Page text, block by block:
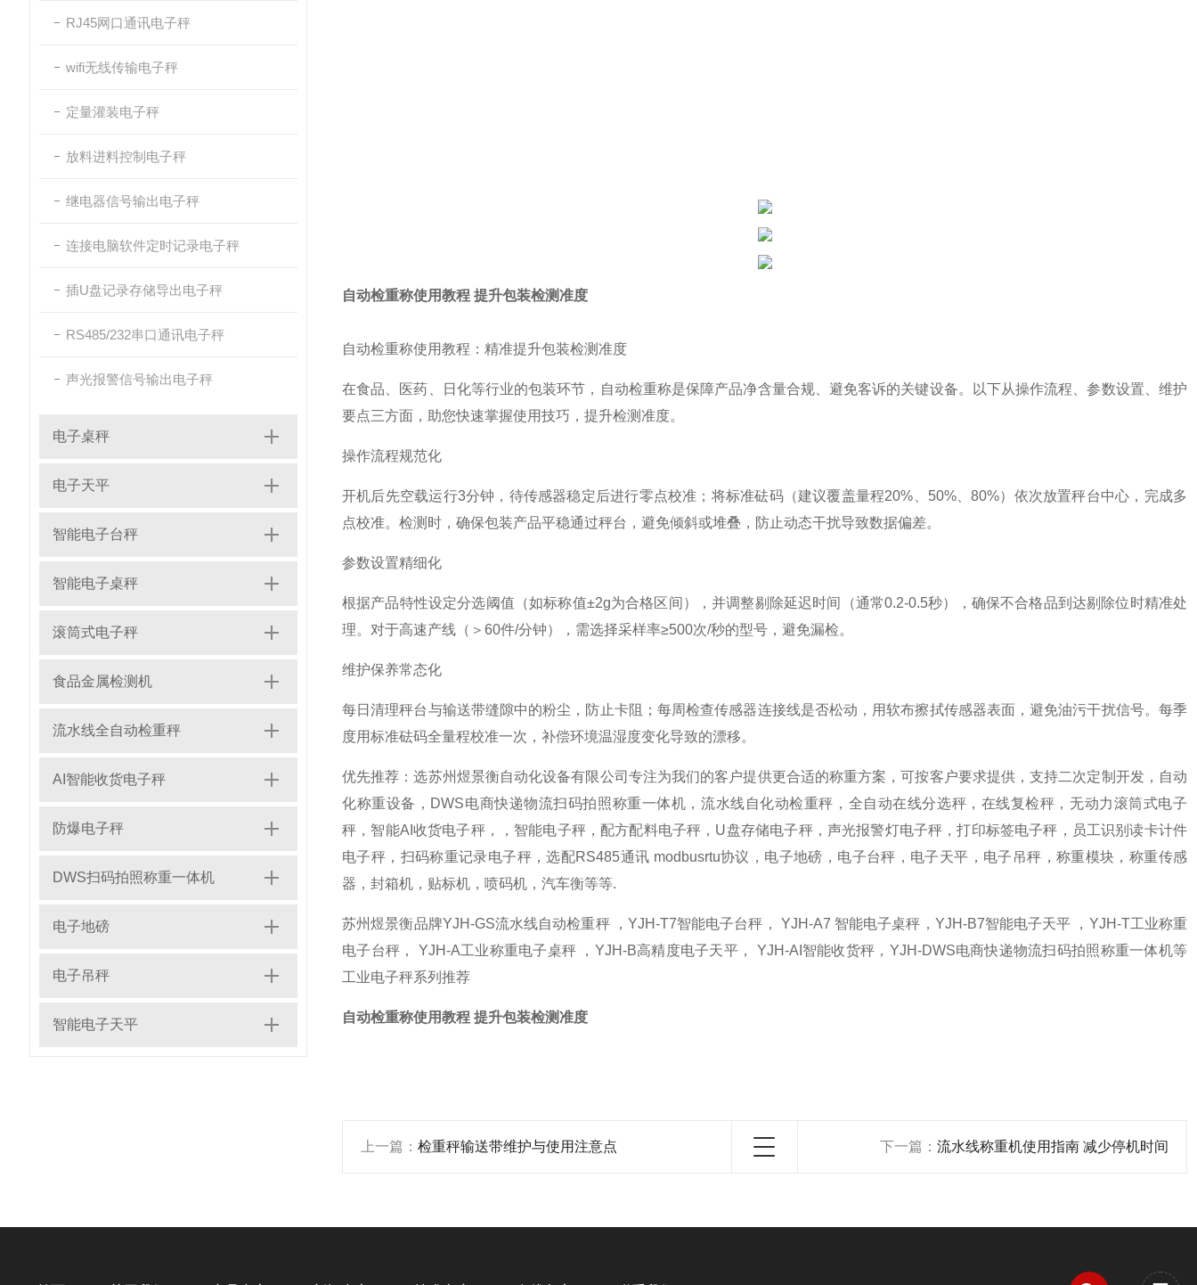
RJ45网口通讯电子秤
wifi无线传输电子秤
定量灌装电子秤
放料进料控制电子秤
继电器信号输出电子秤
连接电脑软件定时记录电子秤
插U盘记录存储导出电子秤
RS485/232串口通讯电子秤
声光报警信号输出电子秤
电子桌秤
电子天平
智能电子台秤
智能电子桌秤
滚筒式电子秤
食品金属检测机
流水线全自动检重秤
AI智能收货电子秤
防爆电子秤
DWS扫码拍照称重一体机
电子地磅
电子吊秤
智能电子天平
自动检重称使用教程 提升包装检测准度
自动检重称使用教程：精准提升包装检测准度
在食品、医药、日化等行业的包装环节，自动检重称是保障产品净含量合规、避免客诉的关键设备。以下从操作流程、参数设置、维护
要点三方面，助您快速掌握使用技巧，提升检测准度。
操作流程规范化
开机后先空载运行3分钟，待传感器稳定后进行零点校准；将标准砝码（建议覆盖量程20%、50%、80%）依次放置秤台中心，完成多
点校准。检测时，确保包装产品平稳通过秤台，避免倾斜或堆叠，防止动态干扰导致数据偏差。
参数设置精细化
根据产品特性设定分选阈值（如标称值±2g为合格区间），并调整剔除延迟时间（通常0.2-0.5秒），确保不合格品到达剔除位时精准处
理。对于高速产线（＞60件/分钟），需选择采样率≥500次/秒的型号，避免漏检。
维护保养常态化
每日清理秤台与输送带缝隙中的粉尘，防止卡阻；每周检查传感器连接线是否松动，用软布擦拭传感器表面，避免油污干扰信号。每季
度用标准砝码全量程校准一次，补偿环境温湿度变化导致的漂移。
优先推荐：选苏州煜景衡自动化设备有限公司专注为我们的客户提供更合适的称重方案，可按客户要求提供，支持二次定制开发，自动
化称重设备，DWS电商快递物流扫码拍照称重一体机，流水线自化动检重秤，全自动在线分选秤，在线复检秤，无动力滚筒式电子
秤，智能AI收货电子秤，，智能电子秤，配方配料电子秤，U盘存储电子秤，声光报警灯电子秤，打印标签电子秤，员工识别读卡计件
电子秤，扫码称重记录电子秤，选配RS485通讯 modbusrtu协议，电子地磅，电子台秤，电子天平，电子吊秤，称重模块，称重传感
器，封箱机，贴标机，喷码机，汽车衡等等.
苏州煜景衡品牌YJH-GS流水线自动检重秤 ，YJH-T7智能电子台秤， YJH-A7 智能电子桌秤，YJH-B7智能电子天平 ，YJH-T工业称重
电子台秤， YJH-A工业称重电子桌秤 ，YJH-B高精度电子天平， YJH-AI智能收货秤，YJH-DWS电商快递物流扫码拍照称重一体机等
工业电子秤系列推荐
自动检重称使用教程 提升包装检测准度
上一篇： 检重秤输送带维护与使用注意点 下一篇： 流水线称重机使用指南 减少停机时间